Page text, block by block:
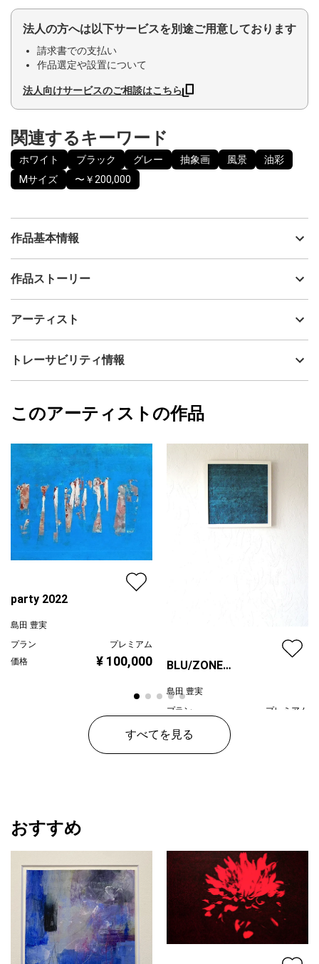
法人の方へは以下サービスを別途ご用意しております
請求書での支払い
作品選定や設置について
法人向けサービスのご相談はこちら
関連するキーワード
ホワイト ブラック グレー 抽象画 風景
油彩
Mサイズ
〜￥200,000
作品基本情報
出品者
制作年
油彩
カラー
ホワイト
ジャンル
配送目安
二週間以内
作品ストーリー
私を含め良い方向にと願いを託しつつ描きました。
アーティスト
島田 豊実
フォローする
トレーサビリティ情報
島田 豊実
このアーティストの作品
party 2022
島田 豊実
プラン
プレミアム
価格
¥ 100,000
BLU/ZONE
島田 豊実
プラン
プレミアム
価格
すべてを見る
おすすめ